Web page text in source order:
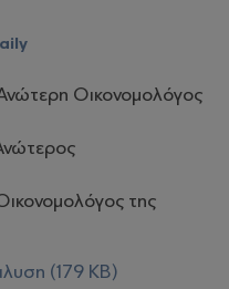
Οικονομολόγος
της
(179 KB)